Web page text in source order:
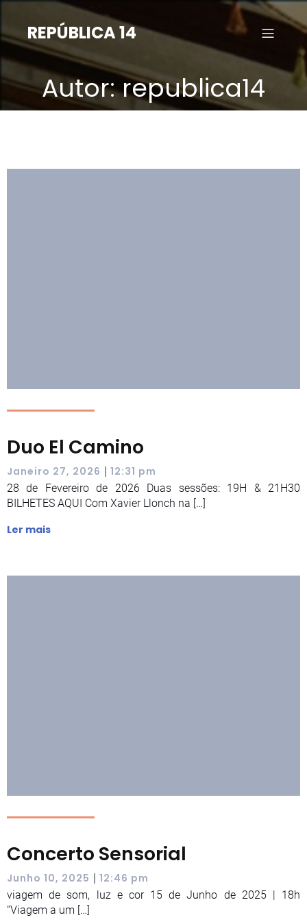
Saltar
conteúdoREPÚBLICA 14
Autor:republica14
Duo El Camino
Janeiro 27, 2026 | 12:31 pm
28 de Fevereiro de 2026 Duas sessões: 19H & 21H30
BILHETES AQUI Com Xavier Llonch na […]
Ler mais
Concerto Sensorial
Junho 10, 2025 | 12:46 pm
viagem de som, luz e cor 15 de Junho de 2025 | 18h
“Viagem a um […]